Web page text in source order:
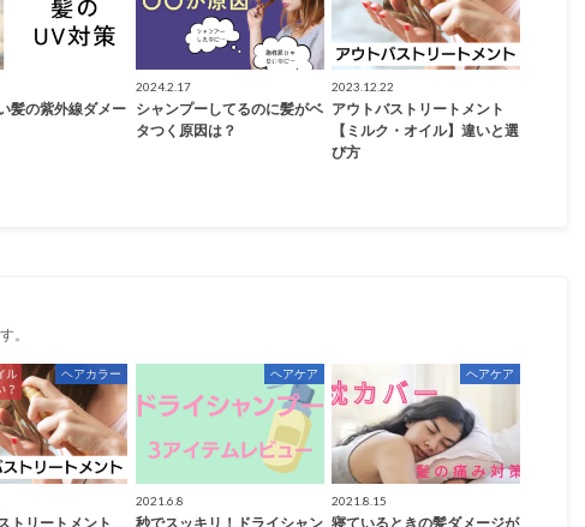
髪の紫外線ダメー
2024.2.17
シャンプーしてるのに髪がベ
タつく原因は？
2023.12.22
アウトバストリートメント
【ミルク・オイル】違いと選
び方
。
ヘアカラー
トリートメント
ヘアケア
2021.6.8
秒でスッキリ！ドライシャン
ヘアケア
2021.8.15
寝ているときの髪ダメージが